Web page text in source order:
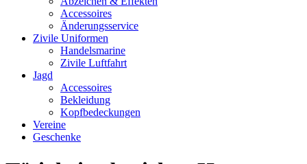
Accessoires
Änderungsservice
Zivile Uniformen
Handelsmarine
Zivile Luftfahrt
Jagd
Accessoires
Bekleidung
Kopfbedeckungen
Vereine
Geschenke